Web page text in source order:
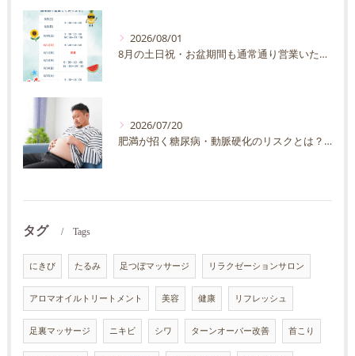
2026/08/01
8月の土日祝・お盆期間も通常通り営業いたします
2026/07/20
肥満が招く糖尿病・動脈硬化のリスクとは？30代40代男性が今すぐ始めたい予防法を徹底解説
タグ Tags
にきび たるみ 足つぼマッサージ リラクゼーションサロン
アロマオイルトリートメント 美容 健康 リフレッシュ
足裏マッサージ ニキビ シワ ターンオーバー改善 首こり